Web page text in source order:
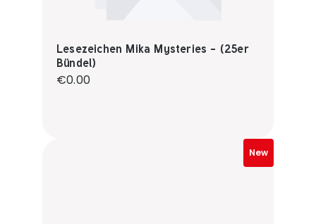
Lesezeichen Mika Mysteries - (25er
Bündel)
Regular price:
€0.00
New